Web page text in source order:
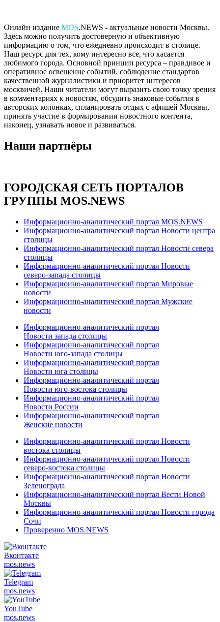
Онлайн издание MOS.NEWS - актуальные новости Москвы.
Здесь можно получить достоверную и объективную
информацию о том, что ежедневно происходит в столице.
Наш ресурс для тех, кому интересно все, что касается
любимого города. Основной принцип ресурса – правдивое и
оперативное освещение событий, соблюдение стандартов
качественной журналистики и приоритет интересов
москвичей. Наши читатели могут выразить свою точку зрения
в комментариях к новостям, обсудить знаковые события в
авторских колонках, спланировать отдых с афишей Москвы,
принять участие в формировании новостного контента,
наконец, узнавать новое и развиваться.
Наши партнёры
ГОРОДСКАЯ СЕТЬ ПОРТАЛОВ
ГРУППЫ MOS.NEWS
Информационно-аналитический портал MOS.NEWS
Информационно-аналитический портал Новости центра
столицы
Информационно-аналитический портал Новости севера
столицы
Информационно-аналитический портал Новости
северо-запада столицы
Информационно-аналитический портал Мировые
новости
Информационно-аналитический портал Мужские
новости
Информационно-аналитический портал
Новости запада столицы
Информационно-аналитический портал
Новости юго-запада столицы
Информационно-аналитический портал
Новости юга столицы
Информационно-аналитический портал
Новости юго-востока столицы
Информационно-аналитический портал
Новости России
Информационно-аналитический портал
Женские новости
Информационно-аналитический портал Новости
востока столицы
Информационно-аналитический портал Новости
северо-востока столицы
Информационно-аналитический портал Новости
Зеленограда
Информационно-аналитический портал Вести Новой
Москвы
Информационно-аналитический портал Новости города
Сочи
Проверенно MOS.NEWS
Вконтакте
mos.news
Telegram
mos.news
YouTube
mos.news